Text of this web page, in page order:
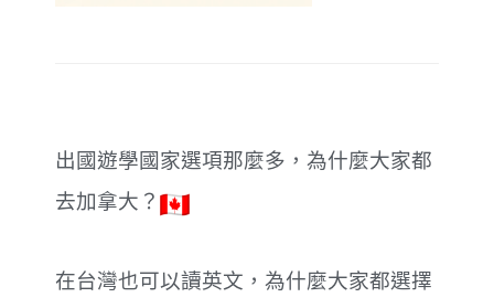
出國遊學國家選項那麼多，為什麼大家都
去加拿大？
在台灣也可以讀英文，為什麼大家都選擇